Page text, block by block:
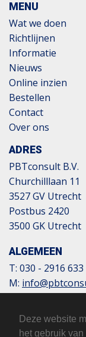
Deze website
het gebruik
MENU
Wat we doen
Richtlijnen
Informatie
Nieuws
Online inzien
Bestellen
Contact
Over ons
ADRES
PBTconsult B.V.
Churchilllaan 11
3527 GV Utrecht
Postbus 2420
3500 GK Utrecht
ALGEMEEN
T: 030 - 2916 633
M:
BTW:
KvK: 32110854